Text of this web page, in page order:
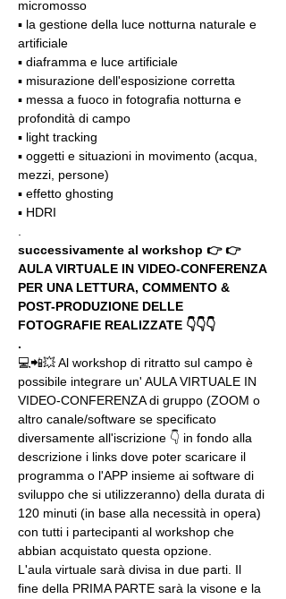
micromosso
▪️ la gestione della luce notturna naturale e
artificiale
▪️ diaframma e luce artificiale
▪️ misurazione dell'esposizione corretta
▪️ messa a fuoco in fotografia notturna e
profondità di campo
▪️ light tracking
▪️ oggetti e situazioni in movimento (acqua,
mezzi, persone)
▪️ effetto ghosting
▪️ HDRI
successivamente al workshop 👉 👉
AULA VIRTUALE IN VIDEO-CONFERENZA
PER UNA LETTURA, COMMENTO &
POST-PRODUZIONE DELLE
FOTOGRAFIE REALIZZATE 👇👇👇
.
💻📲💥 Al workshop di ritratto sul campo è
possibile integrare un' AULA VIRTUALE IN
VIDEO-CONFERENZA di gruppo (ZOOM o
altro canale/software se specificato
diversamente all'iscrizione 👇 in fondo alla
descrizione i links dove poter scaricare il
programma o l'APP insieme ai software di
sviluppo che si utilizzeranno) della durata di
120 minuti (in base alla necessità in opera)
con tutti i partecipanti al workshop che
abbian acquistato questa opzione.
L'aula virtuale sarà divisa in due parti. Il
fine della PRIMA PARTE sarà la visone e la